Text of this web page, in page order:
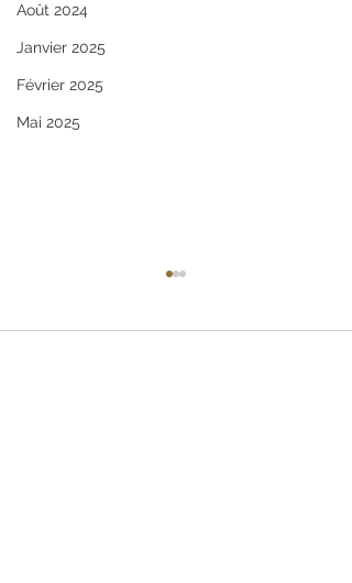
Août 2024
Janvier 2025
Février 2025
Mai 2025